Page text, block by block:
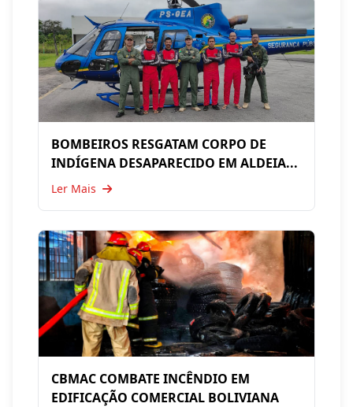
BOMBEIROS RESGATAM CORPO DE
INDÍGENA DESAPARECIDO EM ALDEIA...
Ler Mais
CBMAC COMBATE INCÊNDIO EM
EDIFICAÇÃO COMERCIAL BOLIVIANA